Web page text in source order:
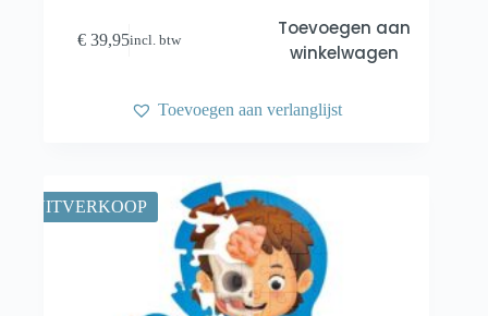
€ 39,95incl. btw
Toevoegen aan
winkelwagen
Toevoegen aan verlanglijst
UITVERKOOP